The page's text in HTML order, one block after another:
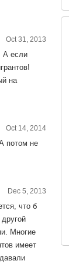
Oct 31, 2013
А если
на
Oct 14, 2014
потом не
Dec 5, 2013
что б
Многие
имеет